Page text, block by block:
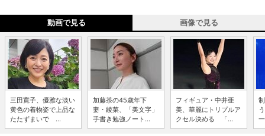
動画で見る 画像で見る
三田寛子、優雅な淡い
黄色の着物姿で上品な
たたずまいで ...
加藤茶の45歳年下
妻・綾菜、「美文字」
手書き勉強ノート...
フィギュア・中井亜
美、華麗にトリプルア
クセル決める 「...